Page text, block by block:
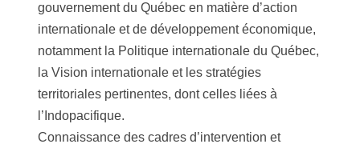
gouvernement du Québec en matière d’action
internationale et de développement économique,
notamment la Politique internationale du Québec,
la Vision internationale et les stratégies
territoriales pertinentes, dont celles liées à
l’Indopacifique.
Connaissance des cadres d’intervention et